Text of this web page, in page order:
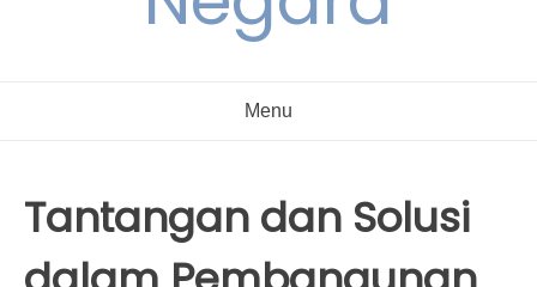
Menu
Tantangan dan Solusi